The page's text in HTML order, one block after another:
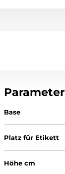
Parameter
Base
Platz für Etikett
Höhe cm